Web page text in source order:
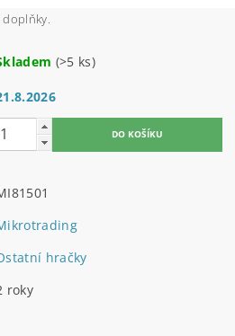
(>5 ks)
hračky
roky